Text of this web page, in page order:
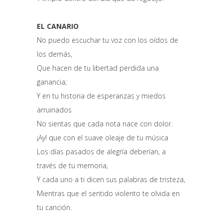
EL CANARIO
No puedo escuchar tu voz con los oídos de
los demás,
Que hacen de tu libertad perdida una
ganancia;
Y en tu historia de esperanzas y miedos
arruinados
No sientas que cada nota nace con dolor.
¡Ay! que con el suave oleaje de tu música
Los días pasados ​​de alegría deberían, a
través de tu memoria,
Y cada uno a ti dicen sus palabras de tristeza,
Mientras que el sentido violento te olvida en
tu canción.